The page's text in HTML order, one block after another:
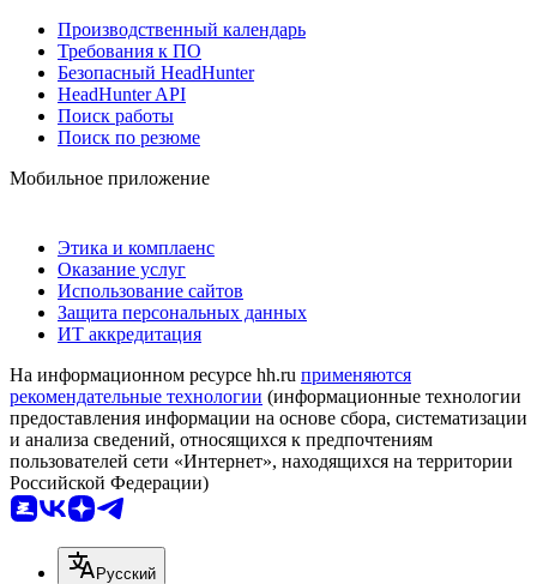
Производственный календарь
Требования к ПО
Безопасный HeadHunter
HeadHunter API
Поиск работы
Поиск по резюме
Мобильное приложение
Этика и комплаенс
Оказание услуг
Использование сайтов
Защита персональных данных
ИТ аккредитация
На информационном ресурсе hh.ru применяются
рекомендательные технологии (информационные технологии
предоставления информации на основе сбора, систематизации
и анализа сведений, относящихся к предпочтениям
пользователей сети «Интернет», находящихся на территории
Российской Федерации)
Русский